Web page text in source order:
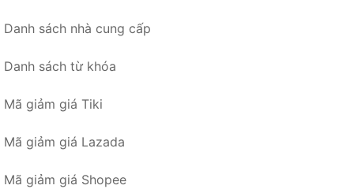
Danh sách nhà cung cấp
Danh sách từ khóa
Mã giảm giá Tiki
Mã giảm giá Lazada
Mã giảm giá Shopee